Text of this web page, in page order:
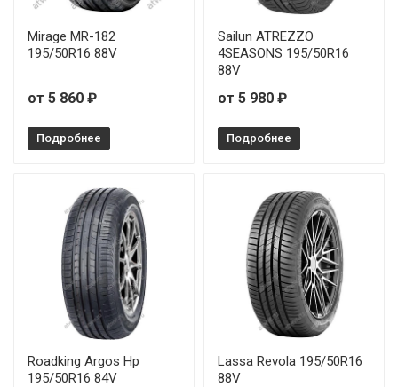
Mirage MR-182
195/50R16 88V
от 5 860 ₽
Подробнее
Sailun ATREZZO
4SEASONS 195/50R16
88V
от 5 980 ₽
Подробнее
Roadking Argos Hp
195/50R16 84V
Lassa Revola 195/50R16
88V